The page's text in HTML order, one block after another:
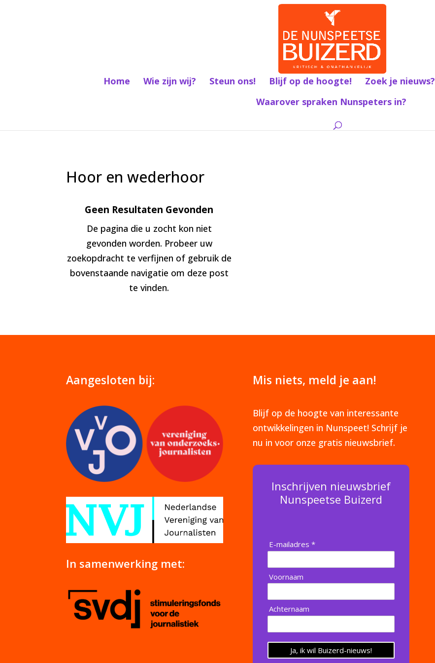
Home Wie zijn wij? Steun ons! Blijf op de hoogte! Zoek je nieuws?
Waarover spraken Nunspeters in?
Hoor en wederhoor
Geen Resultaten Gevonden
De pagina die u zocht kon niet
gevonden worden. Probeer uw
zoekopdracht te verfijnen of gebruik de
bovenstaande navigatie om deze post
te vinden.
Aangesloten bij:
In samenwerking met:
Mis niets, meld je aan!
Blijf op de hoogte van interessante
ontwikkelingen in Nunspeet! Schrijf je
nu in voor onze gratis nieuwsbrief.
Inschrijven nieuwsbrief
Nunspeetse Buizerd
E-mailadres *
Voornaam
Achternaam
Ja, ik wil Buizerd-nieuws!